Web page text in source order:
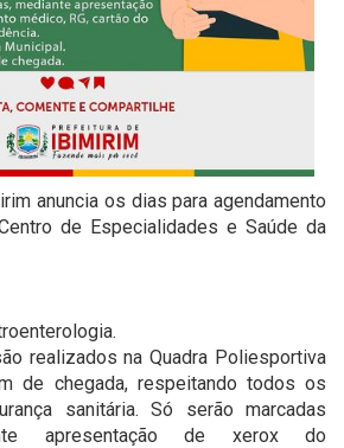
anuncia os dias para agendamento
de Especialidades e Saúde da
realizados na Quadra Poliesportiva
de chegada, respeitando todos os
sanitária. Só serão marcadas
apresentação de xerox do